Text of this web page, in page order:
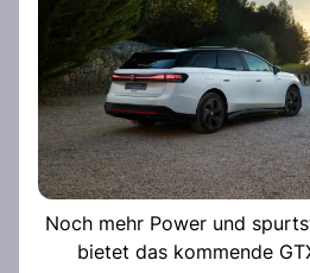
Noch mehr Power und
bietet das kommende